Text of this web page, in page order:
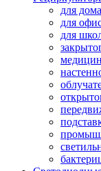
для дома
для
для